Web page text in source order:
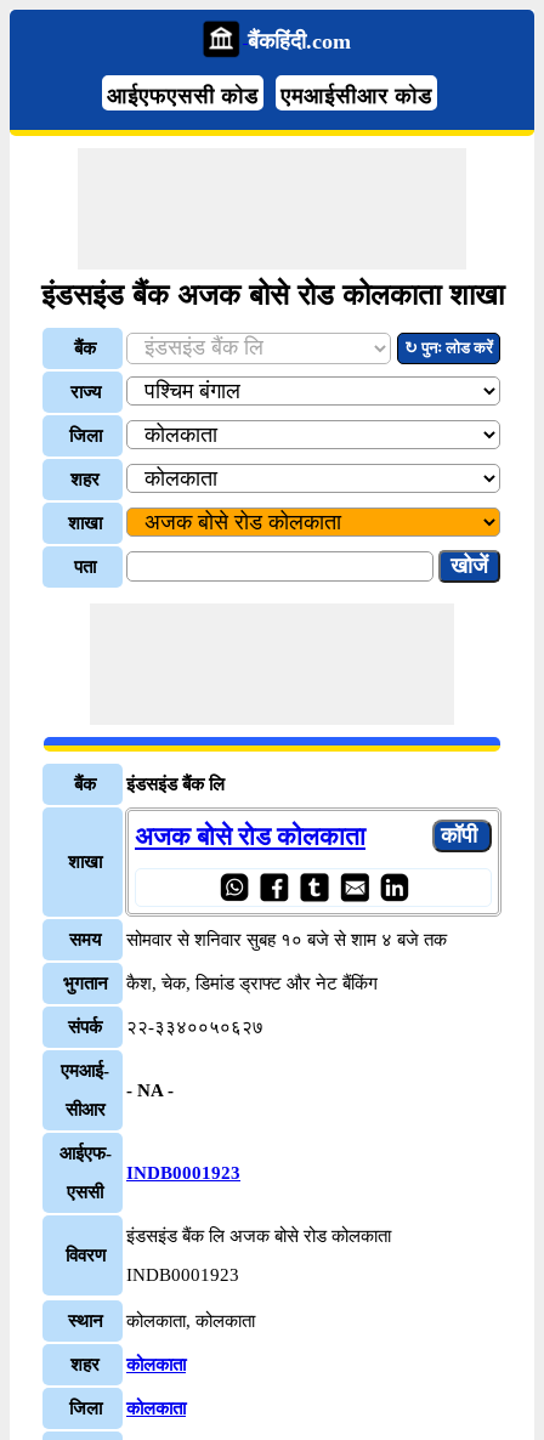
बैंकहिंदी.com
आईएफएससी कोड एमआईसीआर कोड
इंडसइंड बैंक अजक बोसे रोड कोलकाता शाखा
बैंक ↻ पुनः लोड करें
राज्य
जिला
शहर
शाखा
पता
बैंक इंडसइंड बैंक लि
शाखा
अजक बोसे रोड कोलकाता
समय सोमवार से शनिवार सुबह १० बजे से शाम ४ बजे तक
भुगतान कैश, चेक, डिमांड ड्राफ्ट और नेट बैंकिंग
संपर्क २२-३३४००५०६२७
एमआई-
सीआर
- NA -
आईएफ-
एससी
INDB0001923
विवरण
इंडसइंड बैंक लि अजक बोसे रोड कोलकाता
INDB0001923
स्थान कोलकाता, कोलकाता
शहर कोलकाता
जिला कोलकाता